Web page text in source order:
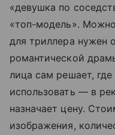
«девушка по
«топ-модель».
для триллера нужен
романтической
лица сам решает,
использовать — в
назначает цену.
изображения,